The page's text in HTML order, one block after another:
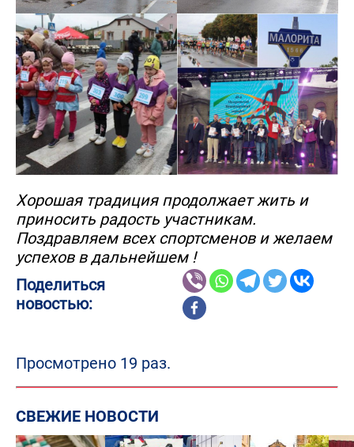
Хорошая традиция продолжает жить и
приносить радость участникам.
Поздравляем всех спортсменов и желаем
успехов в дальнейшем !
Поделиться
новостью:
Просмотрено 19 раз.
СВЕЖИЕ НОВОСТИ